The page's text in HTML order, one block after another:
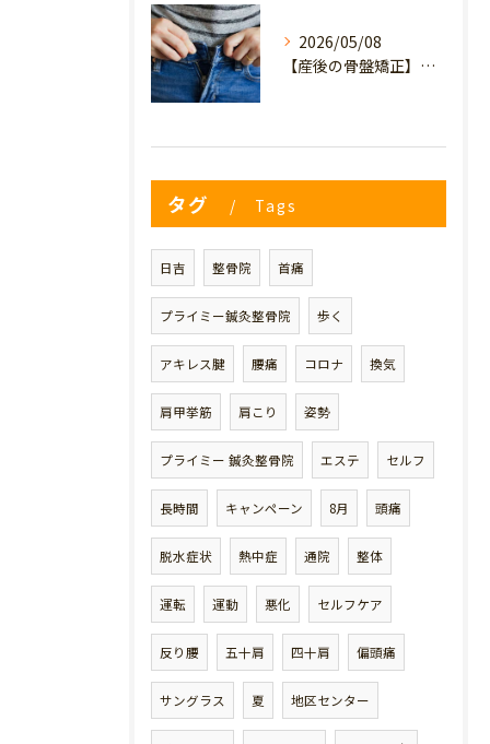
2026/05/08
【産後の骨盤矯正】妊娠前のデニムが履けない…
タグ Tags
日吉 整骨院 首痛
プライミー鍼灸整骨院 歩く
アキレス腱 腰痛 コロナ 換気
肩甲挙筋 肩こり 姿勢
プライミー 鍼灸整骨院 エステ セルフ
長時間 キャンペーン 8月 頭痛
脱水症状 熱中症 通院 整体
運転 運動 悪化 セルフケア
反り腰 五十肩 四十肩 偏頭痛
サングラス 夏 地区センター